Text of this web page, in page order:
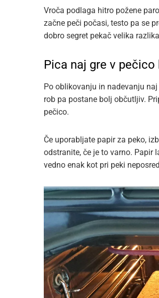
Vroča podlaga hitro požene
začne peči počasi, testo pa se
dobro segret pekač velika
Pica naj gre v pečico
Po oblikovanju in nadevanju
rob pa postane bolj občutljiv.
pečico.
Če uporabljate papir za peko,
odstranite, če je to varno. Papir
vedno enak kot pri peki